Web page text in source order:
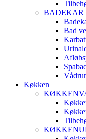
BADEKAR
Bad
Spabad
Køkken